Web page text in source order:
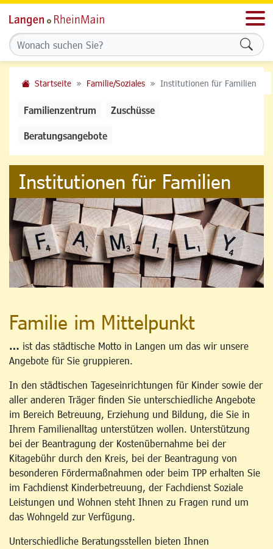
Startseite Familie/Soziales Institutionen für Familien
Familienzentrum Zuschüsse
Beratungsangebote
Institutionen für Familien
Familie im Mittelpunkt
… ist das städtische Motto in Langen um das wir unsere
Angebote für Sie gruppieren.
In den städtischen Tageseinrichtungen für Kinder sowie der
aller anderen Träger finden Sie unterschiedliche Angebote
im Bereich Betreuung, Erziehung und Bildung, die Sie in
Ihrem Familienalltag unterstützen wollen. Unterstützung
bei der Beantragung der Kostenübernahme bei der
Kitagebühr durch den Kreis, bei der Beantragung von
besonderen Fördermaßnahmen oder beim TPP erhalten Sie
im Fachdienst Kinderbetreuung, der Fachdienst Soziale
Leistungen und Wohnen steht Ihnen zu Fragen rund um
das Wohngeld zur Verfügung.
Unterschiedliche Beratungsstellen bieten Ihnen